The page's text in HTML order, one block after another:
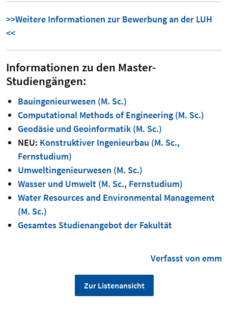
>>Weitere Informationen zur Bewerbung an der LUH
<<
Informationen zu den Master-
Studiengängen:
Bauingenieurwesen (M. Sc.)
Computational Methods of Engineering (M. Sc.)
Geodäsie und Geoinformatik (M. Sc.)
NEU: Konstruktiver Ingenieurbau (M. Sc.,
Fernstudium)
Umweltingenieurwesen (M. Sc.)
Wasser und Umwelt (M. Sc., Fernstudium)
Water Resources and Environmental Management
(M. Sc.)
Gesamtes Studienangebot der Fakultät
Verfasst von emm
Zur Listenansicht